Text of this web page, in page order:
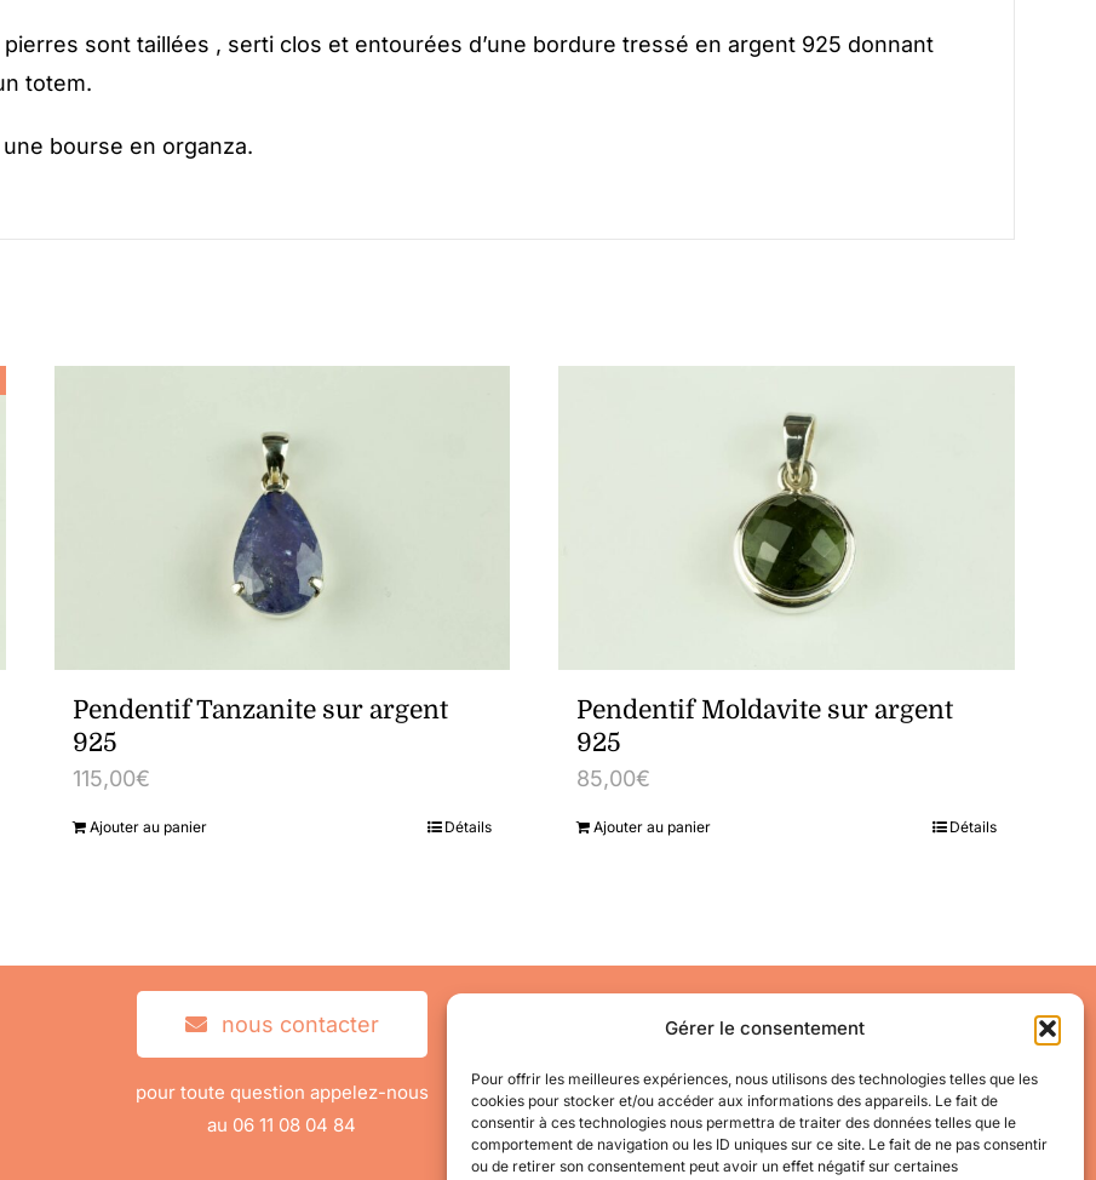
Gérer le consentement
Pour offrir les meilleures expériences, nous utilisons des technologies telles que les
cookies pour stocker et/ou accéder aux informations des appareils. Le fait de
consentir à ces technologies nous permettra de traiter des données telles que le
comportement de navigation ou les ID uniques sur ce site. Le fait de ne pas consentir
ou de retirer son consentement peut avoir un effet négatif sur certaines
sont taillées , serti clos et entourées d’une bordure tressé en argent 925 donnant
totem.
bourse en organza.
Pendentif Tanzanite sur argent
925
115,00€
Ajouter au panier Détails
Pendentif Moldavite sur argent
925
85,00€
Ajouter au panier Détails
nous contacter
pour toute question appelez-nous
au 06 11 08 04 84
Mes informations
Mes commandes
Conditions Générales de Vente